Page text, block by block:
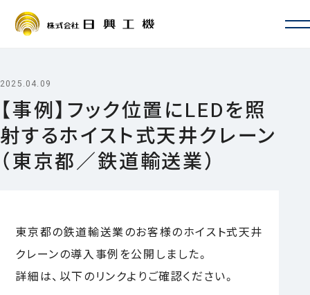
ISO認証・許認可
拠点一覧・アクセス
サービス案内
定期自主検査・性能検査
その他サービス
事例
よくあるご質問
採用情報
2025.04.09
【事例】フック位置にLEDを照
射するホイスト式天井クレーン
（東京都／鉄道輸送業）
東京都の鉄道輸送業のお客様のホイスト式天井
クレーンの導入事例を公開しました。
詳細は、以下のリンクよりご確認ください。